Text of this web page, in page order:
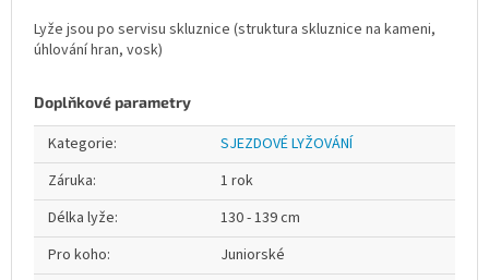
Lyže jsou po servisu skluznice (struktura skluznice na kameni,
úhlování hran, vosk)
Doplňkové parametry
Kategorie:
SJEZDOVÉ LYŽOVÁNÍ
Záruka:
1 rok
Délka lyže:
130 - 139 cm
Pro koho:
Juniorské